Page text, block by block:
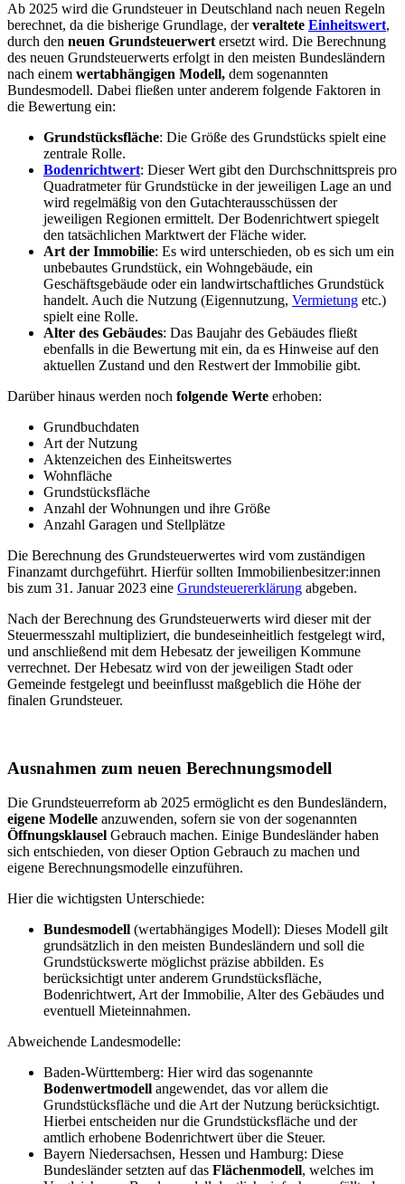
Ab 2025 wird die Grundsteuer in Deutschland nach neuen Regeln
berechnet, da die bisherige Grundlage, derveraltete Einheitswert,
durch den neuen Grundsteuerwert ersetzt wird. Die Berechnung
des neuen Grundsteuerwerts erfolgt in den meisten Bundesländern
nach einem wertabhängigen Modell, dem sogenannten
Bundesmodell. Dabei fließen unter anderem folgende Faktoren in
die Bewertung ein:
Grundstücksfläche: Die Größe des Grundstücks spielt eine
zentrale Rolle.
Bodenrichtwert: Dieser Wert gibt den Durchschnittspreis pro
Quadratmeter für Grundstücke in der jeweiligen Lage an und
wird regelmäßig von den Gutachterausschüssen der
jeweiligen Regionen ermittelt. Der Bodenrichtwert spiegelt
den tatsächlichen Marktwert der Fläche wider.
Art der Immobilie: Es wird unterschieden, ob es sich um ein
unbebautes Grundstück, ein Wohngebäude, ein
Geschäftsgebäude oder ein landwirtschaftliches Grundstück
handelt. Auch die Nutzung (Eigennutzung, Vermietung etc.)
spielt eine Rolle.
Alter des Gebäudes: Das Baujahr des Gebäudes fließt
ebenfalls in die Bewertung mit ein, da es Hinweise auf den
aktuellen Zustand und den Restwert der Immobilie gibt.
Darüber hinaus werden noch folgende Werte erhoben:
Grundbuchdaten
Art der Nutzung
Aktenzeichen des Einheitswertes
Wohnfläche
Grundstücksfläche
Anzahl der Wohnungen und ihre Größe
Anzahl Garagen und Stellplätze
Die Berechnung des Grundsteuerwertes wird vom zuständigen
Finanzamt durchgeführt. Hierfür sollten Immobilienbesitzer:innen
bis zum 31. Januar 2023 eine Grundsteuererklärung abgeben.
Nach der Berechnung des Grundsteuerwerts wird dieser mit der
Steuermesszahl multipliziert, die bundeseinheitlich festgelegt wird,
und anschließend mit dem Hebesatz der jeweiligen Kommune
verrechnet. Der Hebesatz wird von der jeweiligen Stadt oder
Gemeinde festgelegt und beeinflusst maßgeblich die Höhe der
finalen Grundsteuer.
Ausnahmen zum neuen Berechnungsmodell
Die Grundsteuerreform ab 2025 ermöglicht es den Bundesländern,
eigene Modelle anzuwenden, sofern sie von der sogenannten
Öffnungsklausel Gebrauch machen. Einige Bundesländer haben
sich entschieden, von dieser Option Gebrauch zu machen und
eigene Berechnungsmodelle einzuführen.
Hier die wichtigsten Unterschiede:
Bundesmodell (wertabhängiges Modell): Dieses Modell gilt
grundsätzlich in den meisten Bundesländern und soll die
Grundstückswerte möglichst präzise abbilden. Es
berücksichtigt unter anderem Grundstücksfläche,
Bodenrichtwert, Art der Immobilie, Alter des Gebäudes und
eventuell Mieteinnahmen.
Abweichende Landesmodelle:
Baden-Württemberg: Hier wird das sogenannte
Bodenwertmodell angewendet, das vor allem die
Grundstücksfläche und die Art der Nutzung berücksichtigt.
Hierbei entscheiden nur die Grundstücksfläche und der
amtlich erhobene Bodenrichtwert über die Steuer.
Bayern Niedersachsen, Hessen und Hamburg: Diese
Bundesländer setzten auf das Flächenmodell, welches im